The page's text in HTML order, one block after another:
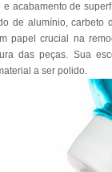
acabamento de
de alumínio, carbeto
papel crucial na
das peças. Sua
a ser polido.